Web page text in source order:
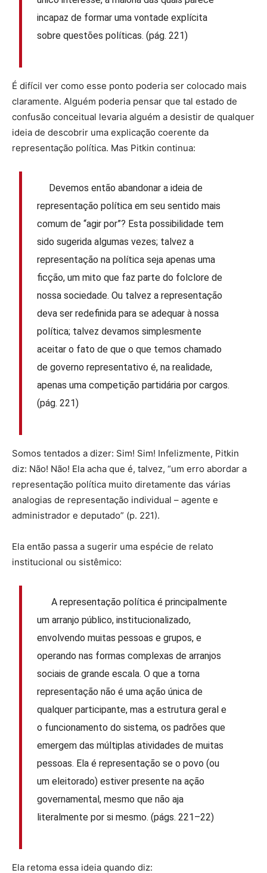
incapaz de formar uma vontade explícita
sobre questões políticas. (pág. 221)
É difícil ver como esse ponto poderia ser colocado mais
claramente. Alguém poderia pensar que tal estado de
confusão conceitual levaria alguém a desistir de qualquer
ideia de descobrir uma explicação coerente da
representação política. Mas Pitkin continua:
Devemos então abandonar a ideia de
representação política em seu sentido mais
comum de “agir por”? Esta possibilidade tem
sido sugerida algumas vezes; talvez a
representação na política seja apenas uma
ficção, um mito que faz parte do folclore de
nossa sociedade. Ou talvez a representação
deva ser redefinida para se adequar à nossa
política; talvez devamos simplesmente
aceitar o fato de que o que temos chamado
de governo representativo é, na realidade,
apenas uma competição partidária por cargos.
(pág. 221)
Somos tentados a dizer: Sim! Sim! Infelizmente, Pitkin
diz: Não! Não! Ela acha que é, talvez, “um erro abordar a
representação política muito diretamente das várias
analogias de representação individual – agente e
administrador e deputado” (p. 221).
Ela então passa a sugerir uma espécie de relato
institucional ou sistêmico:
A representação política é principalmente
um arranjo público, institucionalizado,
envolvendo muitas pessoas e grupos, e
operando nas formas complexas de arranjos
sociais de grande escala. O que a torna
representação não é uma ação única de
qualquer participante, mas a estrutura geral e
o funcionamento do sistema, os padrões que
emergem das múltiplas atividades de muitas
pessoas. Ela é representação se o povo (ou
um eleitorado) estiver presente na ação
governamental, mesmo que não aja
literalmente por si mesmo. (págs. 221–22)
Ela retoma essa ideia quando diz: